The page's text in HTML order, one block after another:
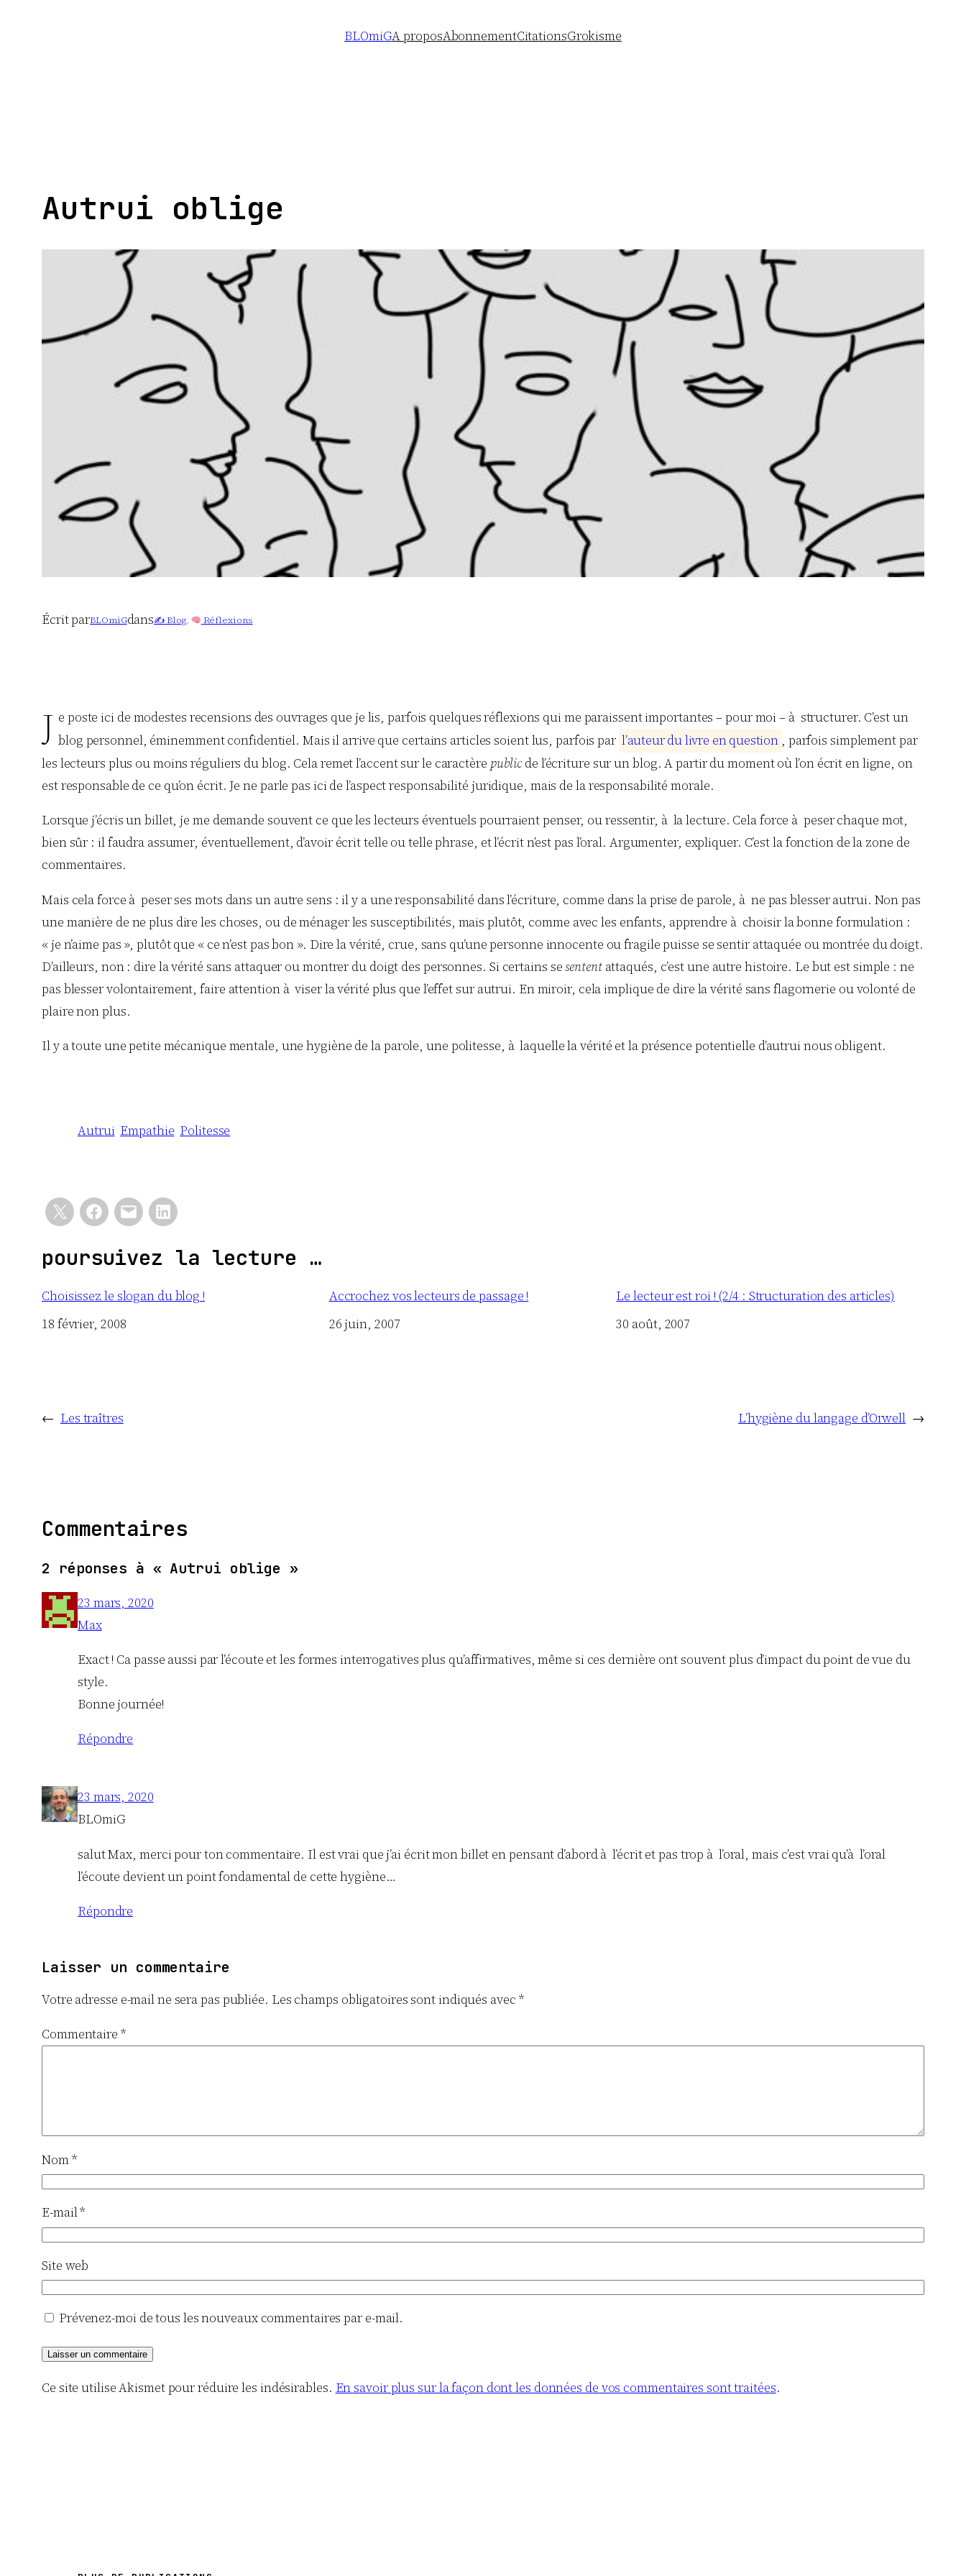
BLOmiGA proposAbonnementCitationsGrokisme
Autrui oblige
Écrit parBLOmiGdans✍️ Blog, Réflexions
J e poste ici de modestes recensions des ouvrages que je lis, parfois quelques réflexions qui me paraissent importantes – pour moi – à structurer. C’est un
blog personnel, éminemment confidentiel. Mais il arrive que certains articles soient lus, parfois par l’auteurdulivre enquestion , parfois simplement par
les lecteurs plus ou moins réguliers du blog. Cela remet l’accent sur le caractère public de l’écriture sur un blog. A partir du moment où l’on écrit en ligne, on
est responsable de ce qu’on écrit. Je ne parle pas ici de l’aspect responsabilité juridique, mais de la responsabilité morale.
Lorsque j’écris un billet, je me demande souvent ce que les lecteurs éventuels pourraient penser, ou ressentir, à la lecture. Cela force à peser chaque mot,
bien sûr : il faudra assumer, éventuellement, d’avoir écrit telle ou telle phrase, et l’écrit n’est pas l’oral. Argumenter, expliquer. C’est la fonction de la zone de
commentaires.
Mais cela force à peser ses mots dans un autre sens : il y a une responsabilité dans l’écriture, comme dans la prise de parole, à ne pas blesser autrui. Non pas
une manière de ne plus dire les choses, ou de ménager les susceptibilités, mais plutôt, comme avec les enfants, apprendre à choisir la bonne formulation :
« je n’aime pas », plutôt que « ce n’est pas bon ». Dire la vérité, crue, sans qu’une personne innocente ou fragile puisse se sentir attaquée ou montrée du doigt.
D’ailleurs, non : dire la vérité sans attaquer ou montrer du doigt des personnes. Si certains sesententattaqués, c’est une autre histoire. Le but est simple : ne
pas blesser volontairement, faire attention à viser la vérité plus que l’effet sur autrui. En miroir, cela implique de dire la vérité sans flagornerie ou volonté de
plaire non plus.
Il y a toute une petite mécanique mentale, une hygiène de la parole, une politesse, à laquelle la vérité et la présence potentielle d’autrui nous obligent.
Autrui Empathie Politesse
poursuivez la lecture …
Choisissez le slogan du blog !
Date
18 février, 2008
Accrochez vos lecteurs de passage !
Date
26 juin, 2007
Le lecteur est roi ! (2/4 : Structuration des articles)
Date
30 août, 2007
← Les traîtres L’hygiène du langage d’Orwell →
Commentaires
2 réponses à « Autrui oblige »
23 mars, 2020
Max
Exact ! Ca passe aussi par l’écoute et les formes interrogatives plus qu’affirmatives, même si ces dernière ont souvent plus d’impact du point de vue du
style.
Bonne journée!
Répondre
23 mars, 2020
BLOmiG
salut Max, merci pour ton commentaire. Il est vrai que j’ai écrit mon billet en pensant d’abord à l’écrit et pas trop à l’oral, mais c’est vrai qu’à l’oral
l’écoute devient un point fondamental de cette hygiène…
Répondre
Laisser un commentaire
Votre adresse e-mail ne sera pas publiée. Les champs obligatoires sont indiqués avec *
Commentaire *
Nom*
E-mail*
Site web
Prévenez-moi de tous les nouveaux commentaires par e-mail.
Ce site utilise Akismet pour réduire les indésirables. En savoir plus sur la façon dont les données de vos commentaires sont traitées.